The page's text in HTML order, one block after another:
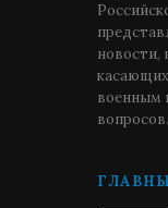
новости,
военным
вопросов.